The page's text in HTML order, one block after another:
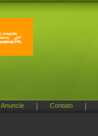
Anuncie Contato